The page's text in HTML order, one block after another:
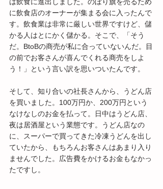
に飲食店のオーナーが集まる会に入ったんで
す。飲食業は非常に厳しい世界ですけど、儲
かる人はとにかく儲かる。そこで、「そう
だ。BtoBの商売が私に合っていないんだ。目
の前でお客さんが喜んでくれる商売をしよ
う！」という言い訳を思いついたんです。
そして、知り合いの社長さんから、うどん店
を買いました。100万円か、200万円という
なけなしのお金を払って。日中はうどん店、
夜は居酒屋という業態です。うどん店なの
に、スーパーで買ってきた冷凍うどんを出し
ていたから、もちろんお客さんはあまり入り
ませんでした。広告費をかけるお金もなかっ
たですし。